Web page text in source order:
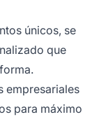
únicos, se
que
empresariales
para máximo